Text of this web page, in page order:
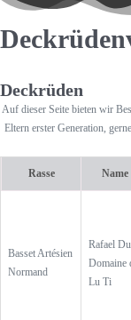
Deckrüden
Auf dieser Seite bieten wir
Eltern erster Generation,
Rasse Name
Basset Artésien
Normand
Rafael Du
Domaine
Lu Ti